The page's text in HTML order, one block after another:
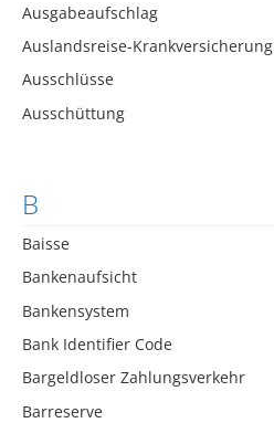
Ausgabeaufschlag
Auslandsreise-Krankversicherung
Ausschlüsse
Ausschüttung
B
Baisse
Bankenaufsicht
Bankensystem
Bank Identifier Code
Bargeldloser Zahlungsverkehr
Barreserve